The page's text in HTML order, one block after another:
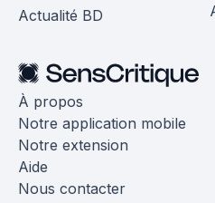
Actualité BD
À propos
Notre application mobile
Notre extension
Aide
Nous contacter